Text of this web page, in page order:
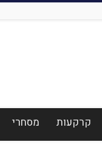
קרקעות מסחרי